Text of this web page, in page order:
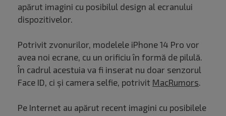
apărut imagini cu posibilul design al ecranului
dispozitivelor.
Potrivit zvonurilor, modelele iPhone 14 Pro vor
avea noi ecrane, cu un orificiu în formă de pilulă.
În cadrul acestuia va fi inserat nu doar senzorul
Face ID, ci și camera selfie, potrivit MacRumors.
Pe Internet au apărut recent imagini cu posibilele